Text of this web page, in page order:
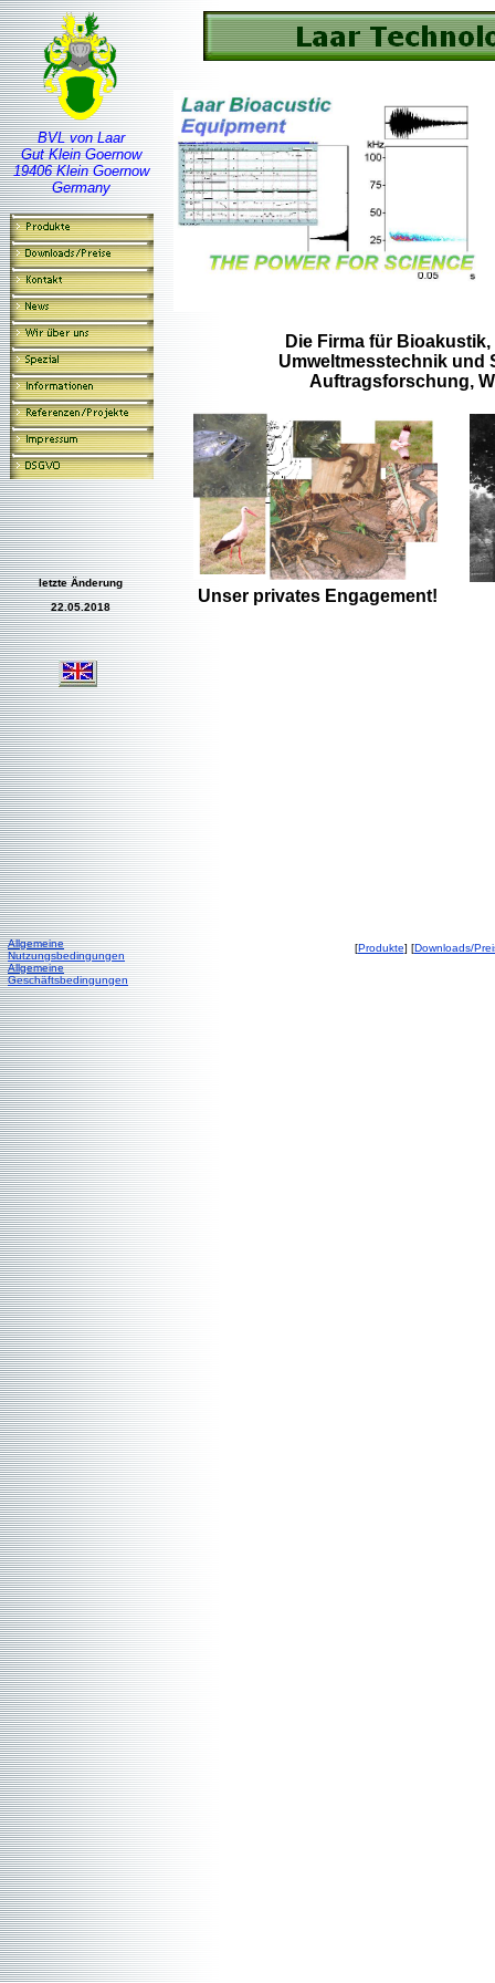
BVL von Laar
Gut Klein Goernow
19406 Klein Goernow
Germany
letzte Änderung
22.05.2018
Allgemeine
Nutzungsbedingungen
Allgemeine
Geschäftsbedingungen
Die Firma für
Umweltmesstechnik und
Auftragsforschung,
Unser privates Engagement!
[Produkte] [Downloads/